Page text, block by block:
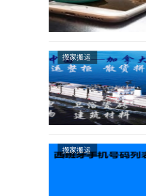
搬家搬运
搬家搬运